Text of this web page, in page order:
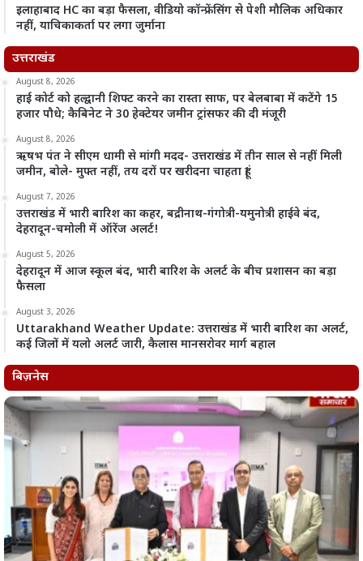
इलाहाबाद HC का बड़ा फैसला, वीडियो कॉन्फ्रेंसिंग से पेशी मौलिक अधिकार
नहीं, याचिकाकर्ता पर लगा जुर्माना
उत्तराखंड
August 8, 2026
हाई कोर्ट को हल्द्वानी शिफ्ट करने का रास्ता साफ, पर बेलबाबा में कटेंगे 15
हजार पौधे; कैबिनेट ने 30 हेक्टेयर जमीन ट्रांसफर की दी मंजूरी
August 8, 2026
ऋषभ पंत ने सीएम धामी से मांगी मदद- उत्तराखंड में तीन साल से नहीं मिली
जमीन, बोले- मुफ्त नहीं, तय दरों पर खरीदना चाहता हूं!
August 7, 2026
उत्तराखंड में भारी बारिश का कहर, बद्रीनाथ-गंगोत्री-यमुनोत्री हाईवे बंद,
देहरादून-चमोली में ऑरेंज अलर्ट!
August 5, 2026
देहरादून में आज स्कूल बंद, भारी बारिश के अलर्ट के बीच प्रशासन का बड़ा
फैसला
August 3, 2026
Uttarakhand Weather Update: उत्तराखंड में भारी बारिश का अलर्ट,
कई जिलों में यलो अलर्ट जारी, कैलास मानसरोवर मार्ग बहाल
बिज़नेस